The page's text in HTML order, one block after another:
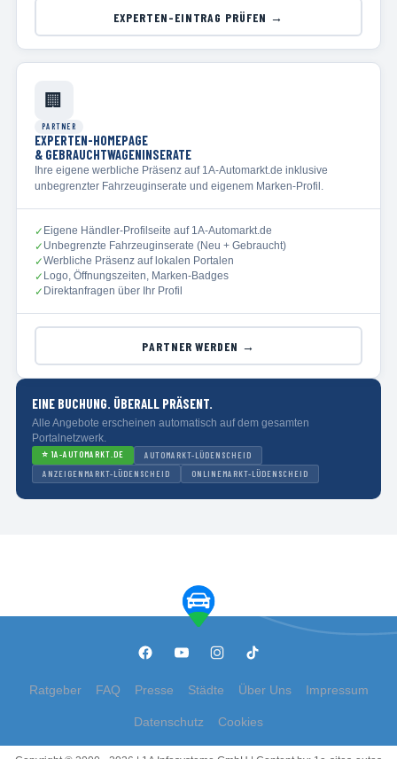
EXPERTEN-EINTRAG PRÜFEN →
🏢
PARTNER
EXPERTEN-HOMEPAGE
& GEBRAUCHTWAGENINSERATE
Ihre eigene werbliche Präsenz auf 1A-Automarkt.de inklusive
unbegrenzter Fahrzeuginserate und eigenem Marken-Profil.
✓ Eigene Händler-Profilseite auf 1A-Automarkt.de
✓ Unbegrenzte Fahrzeuginserate (Neu + Gebraucht)
✓Werbliche Präsenz auf lokalen Portalen
✓ Logo, Öffnungszeiten, Marken-Badges
✓ Direktanfragen über Ihr Profil
PARTNER WERDEN →
EINE BUCHUNG. ÜBERALL PRÄSENT.
Alle Angebote erscheinen automatisch auf dem gesamten
Portalnetzwerk.
⭐ 1A-AUTOMARKT.DE
AUTOMARKT-LÜDENSCHEID
ANZEIGENMARKT-LÜDENSCHEID
ONLINEMARKT-LÜDENSCHEID
Ratgeber FAQ Presse Städte Über Uns Impressum
Datenschutz Cookies